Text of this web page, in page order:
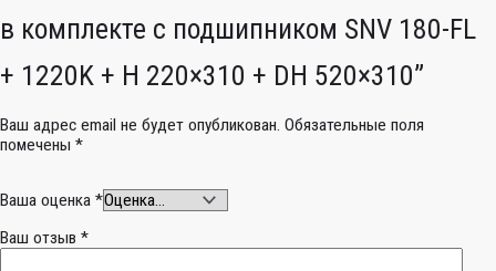
в комплекте с подшипником SNV 180-FL
+ 1220K + H 220×310 + DH 520×310”
Ваш адрес email не будет опубликован. Обязательные поля
помечены *
Ваша оценка *
Ваш отзыв *